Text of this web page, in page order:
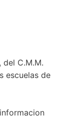
del C.M.M.
escuelas de